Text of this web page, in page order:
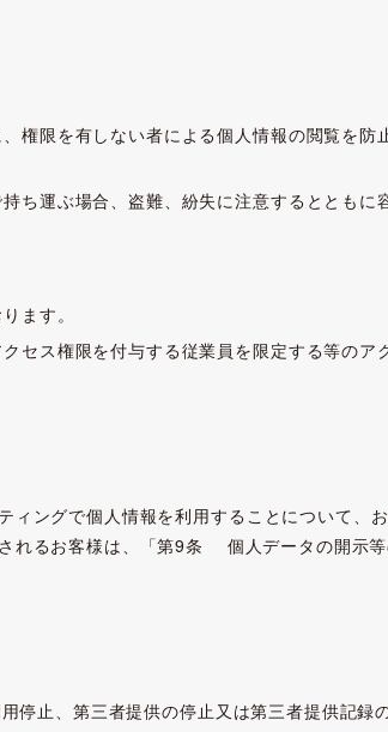
権限を有しない者による個人情報の閲覧を防
ち運ぶ場合、盗難、紛失に注意するとともに
ます。
セス権限を付与する従業員を限定する等のア
ングで個人情報を利用することについて、
れるお客様は、「第9条 個人データの開示
停止、第三者提供の停止又は第三者提供記録